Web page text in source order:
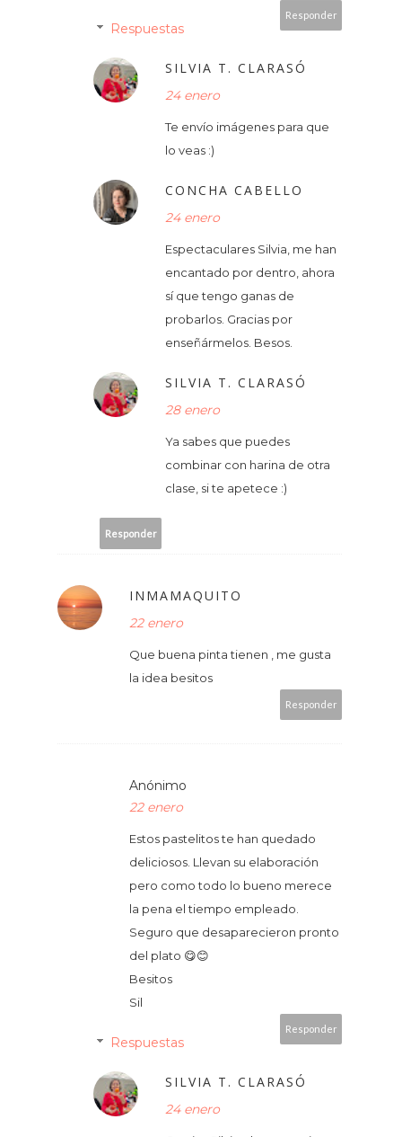
Responder
Respuestas
SILVIA T. CLARASÓ
24 enero
Te envío imágenes para que
lo veas :)
CONCHA CABELLO
24 enero
Espectaculares Silvia, me han
encantado por dentro, ahora
sí que tengo ganas de
probarlos. Gracias por
enseñármelos. Besos.
SILVIA T. CLARASÓ
28 enero
Ya sabes que puedes
combinar con harina de otra
clase, si te apetece :)
Responder
INMAMAQUITO
22 enero
Que buena pinta tienen , me gusta
la idea besitos
Responder
Anónimo
22 enero
Estos pastelitos te han quedado
deliciosos. Llevan su elaboración
pero como todo lo bueno merece
la pena el tiempo empleado.
Seguro que desaparecieron pronto
del plato 😋😊
Besitos
Sil
Responder
Respuestas
SILVIA T. CLARASÓ
24 enero